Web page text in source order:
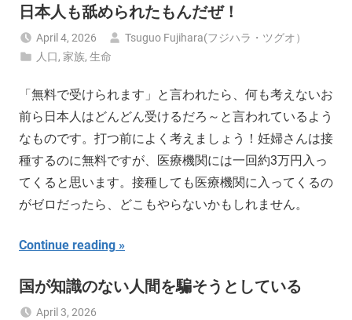
日本人も舐められたもんだぜ！
April 4, 2026
Tsuguo Fujihara(フジハラ・ツグオ）
人口,家族,生命
「無料で受けられます」と言われたら、何も考えないお
前ら日本人はどんどん受けるだろ～と言われているよう
なものです。打つ前によく考えましょう！妊婦さんは接
種するのに無料ですが、医療機関には一回約3万円入っ
てくると思います。接種しても医療機関に入ってくるの
がゼロだったら、どこもやらないかもしれません。
Continue reading
国が知識のない人間を騙そうとしている
April 3, 2026